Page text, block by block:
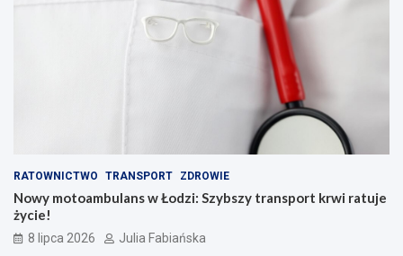
RATOWNICTWO TRANSPORT ZDROWIE
Nowy motoambulans w Łodzi: Szybszy transport krwi ratuje
życie!
8 lipca 2026 Julia Fabiańska